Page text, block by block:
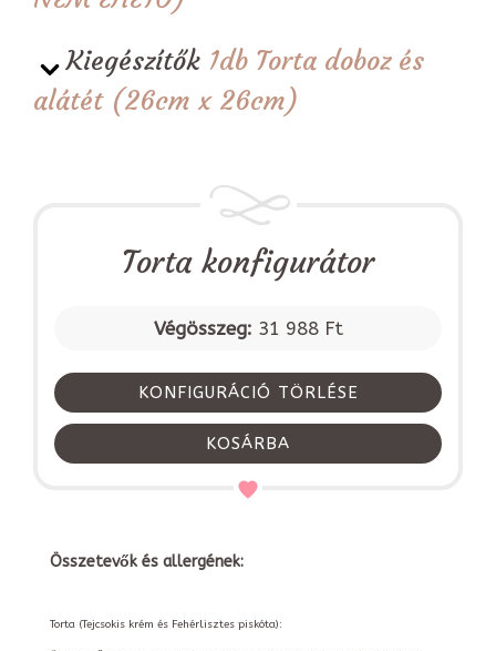
Kiegészítők 1db Torta doboz és
alátét (26cm x 26cm)
Torta konfigurátor
Végösszeg: 31 988 Ft
KONFIGURÁCIÓ TÖRLÉSE
KOSÁRBA
Összetevők és allergének:
Torta (Tejcsokis krém és Fehérlisztes piskóta):